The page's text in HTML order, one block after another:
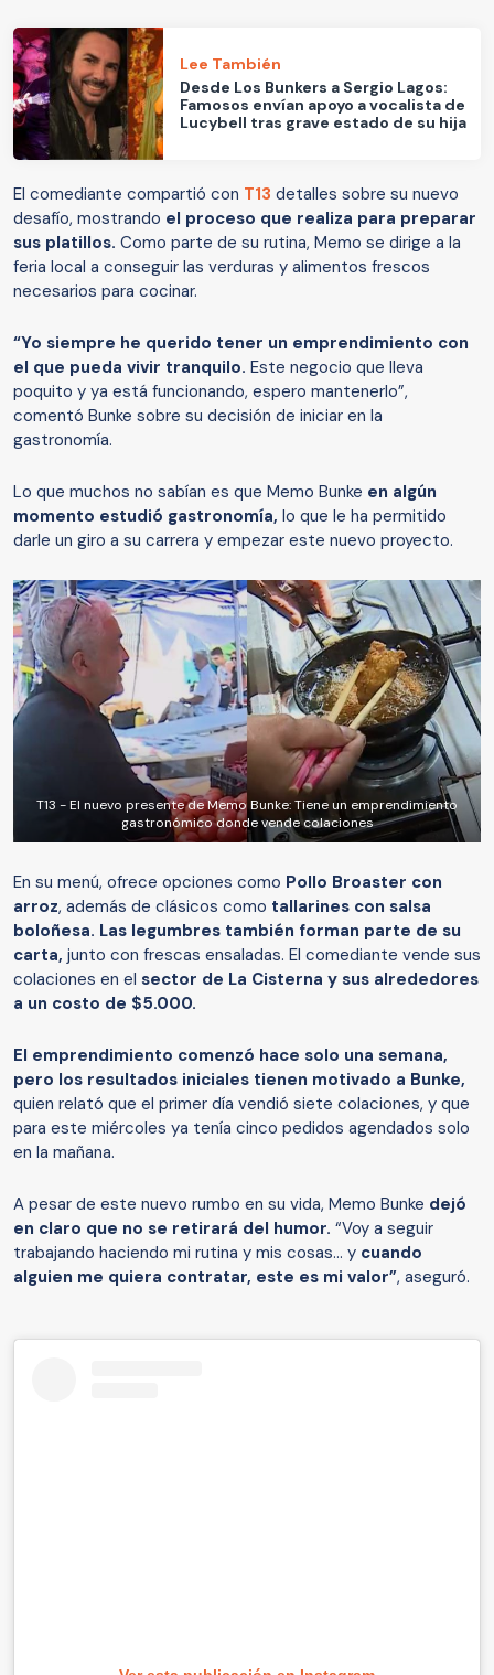
Lee También
Desde Los Bunkers a Sergio Lagos:
Famosos envían apoyo a vocalista de
Lucybell tras grave estado de su hija
El comediante compartió con T13 detalles sobre su nuevo
desafío, mostrando el proceso que realiza para preparar
sus platillos. Como parte de su rutina, Memo se dirige a la
feria local a conseguir las verduras y alimentos frescos
necesarios para cocinar.
“Yo siempre he querido tener un emprendimiento con
el que pueda vivir tranquilo. Este negocio que lleva
poquito y ya está funcionando, espero mantenerlo”,
comentó Bunke sobre su decisión de iniciar en la
gastronomía.
Lo que muchos no sabían es que Memo Bunke en algún
momento estudió gastronomía, lo que le ha permitido
darle un giro a su carrera y empezar este nuevo proyecto.
T13 - El nuevo presente de Memo Bunke: Tiene un emprendimiento
gastronómico donde vende colaciones
En su menú, ofrece opciones como Pollo Broaster con
arroz, además de clásicos como tallarines con salsa
boloñesa. Las legumbres también forman parte de su
carta, junto con frescas ensaladas. El comediante vende sus
colaciones en el sector de La Cisterna y sus alrededores
a un costo de $5.000.
El emprendimiento comenzó hace solo una semana,
pero los resultados iniciales tienen motivado a Bunke,
quien relató que el primer día vendió siete colaciones, y que
para este miércoles ya tenía cinco pedidos agendados solo
en la mañana.
A pesar de este nuevo rumbo en su vida, Memo Bunke dejó
en claro que no se retirará del humor. “Voy a seguir
trabajando haciendo mi rutina y mis cosas… y cuando
alguien me quiera contratar, este es mi valor”, aseguró.